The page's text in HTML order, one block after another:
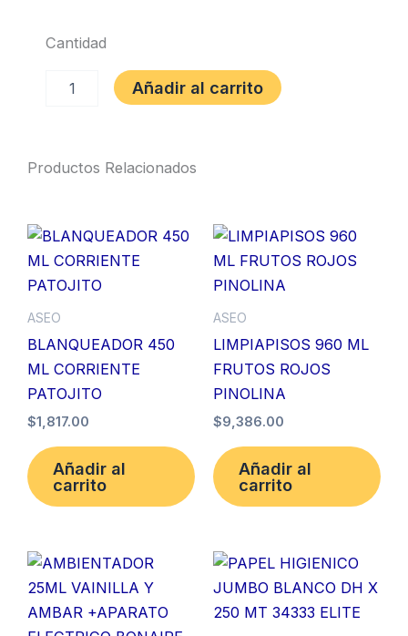
Cantidad
10X14
2
Añadir al carrito
Productos Relacionados
ASEO
BLANQUEADOR 450
ML CORRIENTE
PATOJITO
$1,817.00
Añadir al
carrito
ASEO
LIMPIAPISOS 960 ML
FRUTOS ROJOS
PINOLINA
$9,386.00
Añadir al
carrito